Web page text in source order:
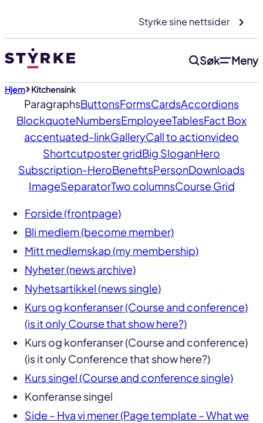
innhold
Styrke sine nettsider
Søk Meny
Hjem Kitchensink
ParagraphsButtonsFormsCardsAccordions
BlockquoteNumbersEmployeeTablesFact Box
accentuated-linkGalleryCall to actionvideo
Shortcutposter gridBig SloganHero
Subscription-HeroBenefitsPersonDownloads
ImageSeparatorTwo columnsCourse Grid
Forside (frontpage)
Bli medlem (become member)
Mitt medlemskap (my membership)
Nyheter (news archive)
Nyhetsartikkel (news single)
Kurs og konferanser (Course and conference)
(is it only Course that show here?)
Kurs og konferanser (Course and conference)
(is it only Conference that show here?)
Kurs singel (Course and conference single)
Konferanse singel
Side – Hva vi mener (Page template – What we